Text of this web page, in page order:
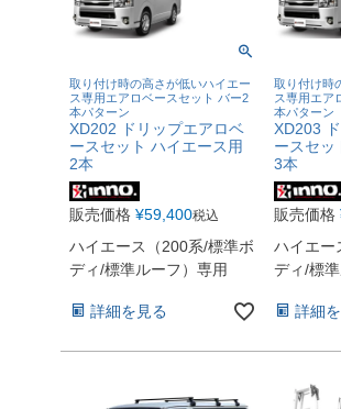
取り付け時の高さが低いハイエー
ス専用エアロベースセット バー2
本パターン
XD202 ドリップエアロベ
ースセット ハイエース用
2本
販売価格 ¥59,400税込
ハイエース（200系/標準ボ
ディ/標準ルーフ）専用
詳細を見る
取り付け時
ス専用エア
本パターン
XD203
ースセッ
3本
販売価格
ハイエー
ディ/標
詳細